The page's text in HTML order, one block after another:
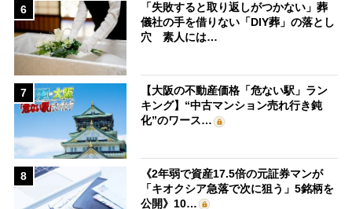
6
「失敗すると取り返しがつかない」葬
儀社の手を借りない「DIY葬」の落とし
穴 素人には…
7
【大阪の不動産価格「危ない駅」ラン
キング】“中古マンション売れ行き鈍
化”のワース…
8
《2年弱で資産17.5倍の元証券マンが
「キオクシア急落で次に狙う」5銘柄を
公開》10…